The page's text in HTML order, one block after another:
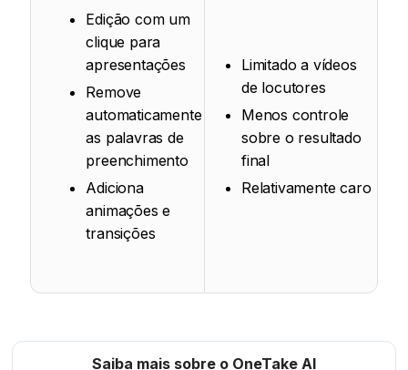
Edição com um
clique para
apresentações
Remove
automaticamente
as palavras de
preenchimento
Adiciona
animações e
transições
Limitado a vídeos
de locutores
Menos controle
sobre o resultado
final
Relativamente caro
Saiba mais sobre o OneTake AI